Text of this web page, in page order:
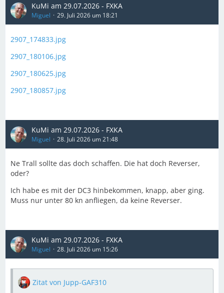
KuMi am 29.07.2026 - FXKA
Miguel 29. Juli 2026 um 18:21
2907_174833.jpg
2907_180106.jpg
2907_180625.jpg
2907_180857.jpg
KuMi am 29.07.2026 - FXKA
Miguel 28. Juli 2026 um 21:48
Ne Trall sollte das doch schaffen. Die hat doch Reverser,
oder?
Ich habe es mit der DC3 hinbekommen, knapp, aber ging.
Muss nur unter 80 kn anfliegen, da keine Reverser.
KuMi am 29.07.2026 - FXKA
Miguel 28. Juli 2026 um 15:26
Zitat von Jupp-GAF310